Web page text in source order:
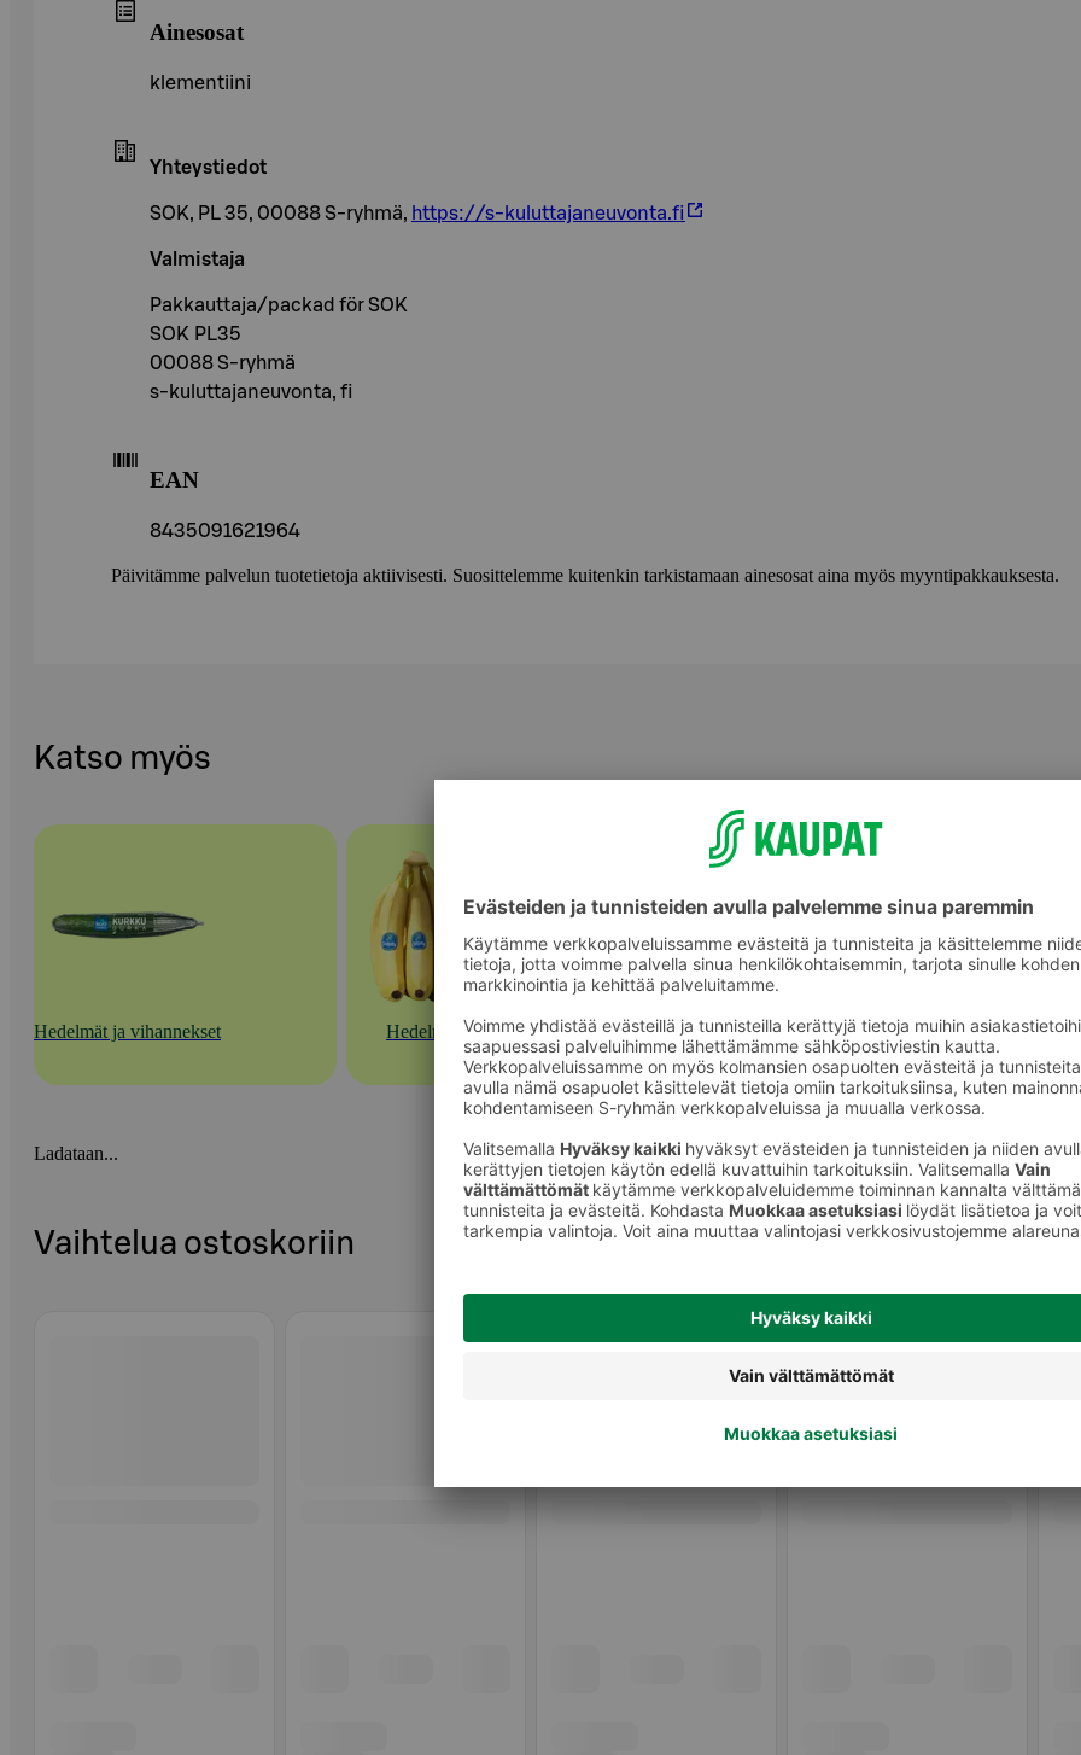
Ainesosat
klementiini
Yhteystiedot
SOK, PL 35, 00088 S-ryhmä, https://s-kuluttajaneuvonta.fi
Valmistaja
Pakkauttaja/packad för SOK
SOK PL35
00088 S-ryhmä
s-kuluttajaneuvonta, fi
EAN
8435091621964
Päivitämme palvelun tuotetietoja aktiivisesti. Suosittelemme kuitenkin tarkistamaan ainesosat aina myös myyntipakkauksesta.
Katso myös
Hedelmät ja vihannekset Hedelmät Limet
Ladataan...
Vaihtelua ostoskoriin